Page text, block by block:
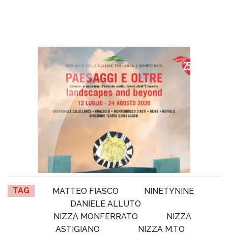
TAG MATTEO FIASCO
NINETYNINE
DANIELE ALLUTO
NIZZA MONFERRATO
NIZZA
ASTIGIANO
NIZZA M.TO